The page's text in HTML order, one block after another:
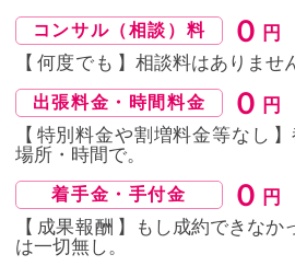
コンサル（相談）料 ０ 円
【 何度でも 】相談料はありませ
出張料金・時間料金 ０ 円
【 特別料金や割増料金等なし
場所・時間で。
着手金・手付金 ０ 円
【 成果報酬 】もし成約できなか
は一切無し。